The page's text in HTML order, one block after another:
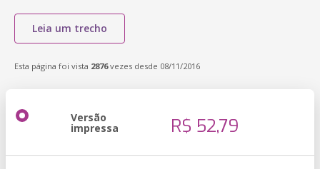
Leia um trecho
Esta página foi vista 2876vezes desde 08/11/2016
Versão
impressa R$ 52,79